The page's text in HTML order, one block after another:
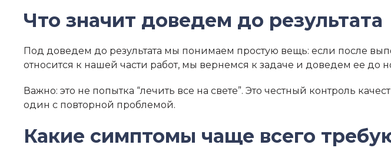
Что значит доведем до результата
Под доведем до результата мы понимаем простую вещь: если после
относится к нашей части работ, мы вернемся к задаче и доведем ее до
Важно: это не попытка “лечить все на свете”. Это честный контроль
один с повторной проблемой.
Какие симптомы чаще всего